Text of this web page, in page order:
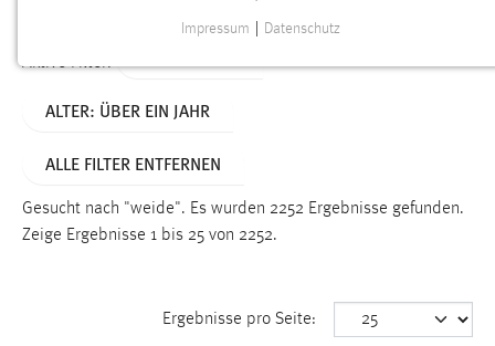
Aktive Filter:
ALTER: ÜBER EIN JAHR
ALLE FILTER ENTFERNEN
Gesucht nach "weide". Es wurden 2252 Ergebnisse gefunden.
Zeige Ergebnisse 1 bis 25 von 2252.
Ergebnisse pro Seite:
Funktionen und sind für die einwandfreie Funktion der
Name:
Dieser Cookie speichert die ausgewählten Einverständnis-
Impressum Datenschutz